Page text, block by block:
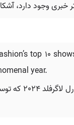
خبری وجود دارد،
top 10
year.